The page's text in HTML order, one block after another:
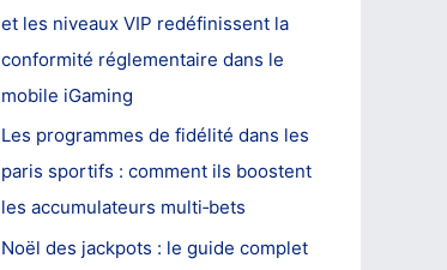
et les niveaux VIP redéfinissent la
conformité réglementaire dans le
mobile iGaming
Les programmes de fidélité dans les
paris sportifs : comment ils boostent
les accumulateurs multi‑bets
Noël des jackpots : le guide complet